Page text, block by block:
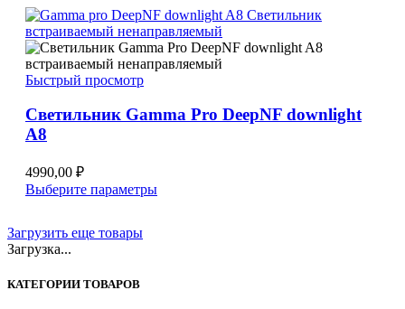
несколько
вариаций.
Опции
можно
странице
Быстрый просмотр
Светильник Gamma Pro DeepNF downlight
A8
4990,00 ₽
Выберите параметрыЭтот
Загрузить еще товары
Загрузка...
КАТЕГОРИИ ТОВАРОВ